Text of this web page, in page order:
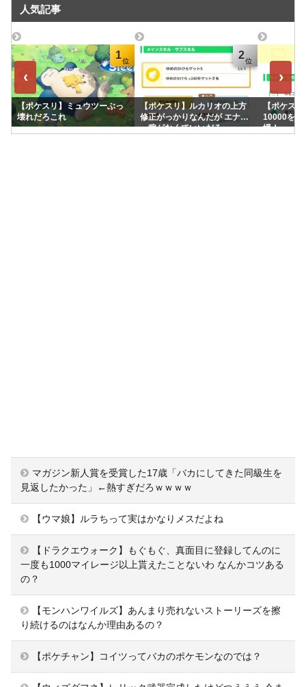
人気記事
‹
1
【ポケスリ】ミュウツーぶっ
壊れだろこれ
2
【ポケスリ】ルカリオの上方
修正がっかりなんだが エナジ
ー稼がなくていいだろ
【ポケス
10000を超
場！
›
マガジン新人賞を受賞した17歳「バカにしてきた同級生を
見返したかった」←熱すぎだろｗｗｗｗ
【ウマ娘】ルラちって実はかなりメスだよね
【ドラクエウォーク】もぐもぐ、真面目に登録してんのに
一度も1000マイレージ以上貰えたことないわ なんかコツある
の？
【モンハンワイルズ】あんまり売れないストーリーズを擦
り続けるのはなんか理由あるの？
【ポケチャン】コイツってバカのポケモンなのでは？